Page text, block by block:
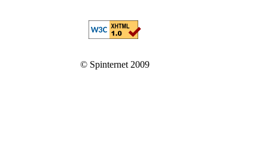
© Spinternet 2009